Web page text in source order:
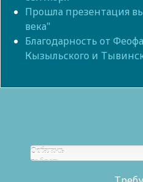
Прошла презентация
века"
Благодарность от
Кызыльского и
Собрано
р.
Осталось
собрать